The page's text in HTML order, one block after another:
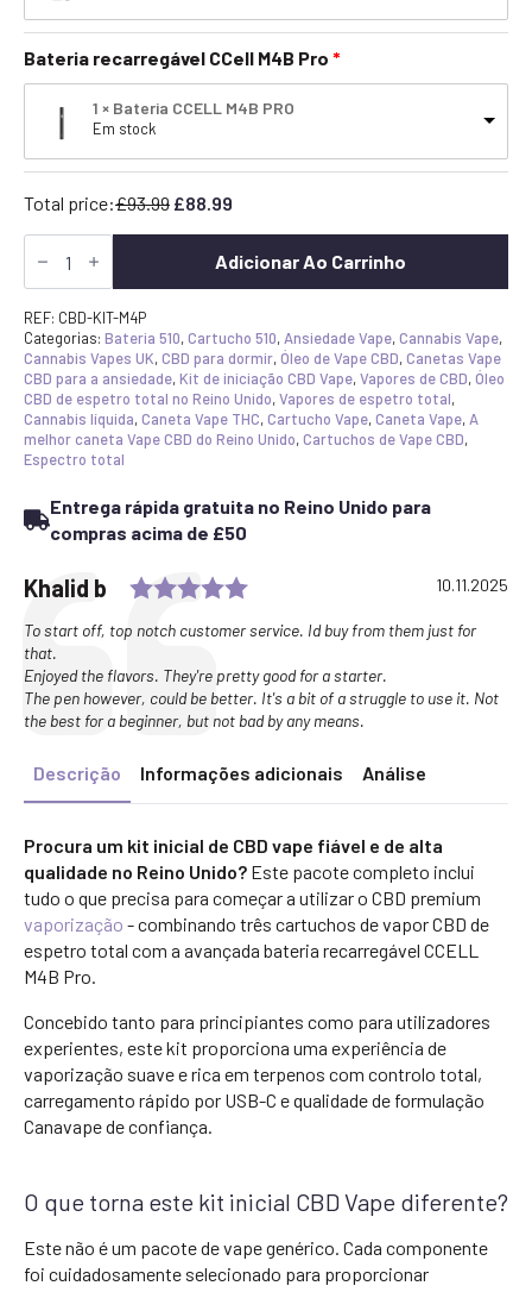
Bateria recarregável CCell M4B Pro
1 × Bateria CCELL M4B PRO
Em stock
Total price:£93.99 £88.99
Quantidade
de
Starter
Kit
UK
-
3x
cartuchos
de
espetro
total
bateria
CCELL
M4B
Adicionar Ao Carrinho
REF: CBD-KIT-M4P
Categorias: Bateria 510,Cartucho 510, Ansiedade Vape,Cannabis Vape,
Cannabis Vapes UK,CBD para dormir,Óleo de Vape CBD,Canetas Vape
CBD para a ansiedade,Kit de iniciação CBD Vape,Vapores de CBD,Óleo
CBD de espetro total no Reino Unido,Vapores de espetro total,
Cannabis líquida,Caneta Vape THC,Cartucho Vape,Caneta Vape, A
melhor caneta Vape CBD do Reino Unido,Cartuchos de Vape CBD,
Espectro total
Entrega rápida gratuita no Reino Unido para
compras acima de £50
Testimonial
Author:
Khalid b Rating: 5.0 out of 5 stars
Date:
10.11.2025
Text:
To start off, top notch customer service. Id buy from them just for
that.
Enjoyed the flavors. They're pretty good for a starter.
The pen however, could be better. It's a bit of a struggle to use it. Not
the best for a beginner, but not bad by any means.
Descrição Informações adicionais Análise
Procura um kit inicial de CBD vape fiável e de alta
qualidade no Reino Unido? Este pacote completo inclui
tudo o que precisa para começar a utilizar o CBD premium
vaporização - combinando três cartuchos de vapor CBD de
espetro total com a avançada bateria recarregável CCELL
M4B Pro.
Concebido tanto para principiantes como para utilizadores
experientes, este kit proporciona uma experiência de
vaporização suave e rica em terpenos com controlo total,
carregamento rápido por USB-C e qualidade de formulação
Canavape de confiança.
O que torna este kit inicial CBD Vape diferente?
Este não é um pacote de vape genérico. Cada componente
foi cuidadosamente selecionado para proporcionar